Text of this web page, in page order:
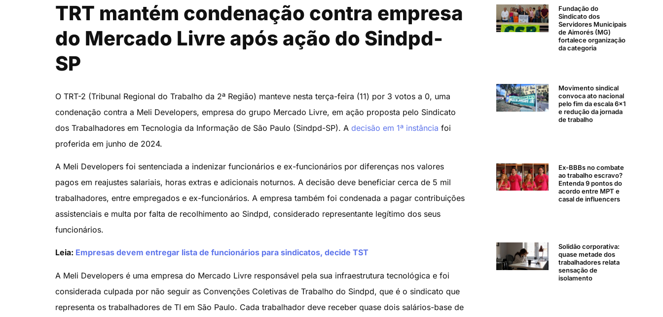
TRT mantém condenação contra empresa
do Mercado Livre após ação do Sindpd-
SP
O TRT-2 (Tribunal Regional do Trabalho da 2ª Região) manteve nesta terça-feira (11) por 3 votos a 0, uma
condenação contra a Meli Developers, empresa do grupo Mercado Livre, em ação proposta pelo Sindicato
dos Trabalhadores em Tecnologia da Informação de São Paulo (Sindpd-SP). A decisão em 1ª instância foi
proferida em junho de 2024.
A Meli Developers foi sentenciada a indenizar funcionários e ex-funcionários por diferenças nos valores
pagos em reajustes salariais, horas extras e adicionais noturnos. A decisão deve beneficiar cerca de 5 mil
trabalhadores, entre empregados e ex-funcionários. A empresa também foi condenada a pagar contribuições
assistenciais e multa por falta de recolhimento ao Sindpd, considerado representante legítimo dos seus
funcionários.
Leia: Empresas devem entregar lista de funcionários para sindicatos, decide TST
A Meli Developers é uma empresa do Mercado Livre responsável pela sua infraestrutura tecnológica e foi
considerada culpada por não seguir as Convenções Coletivas de Trabalho do Sindpd, que é o sindicato que
representa os trabalhadores de TI em São Paulo. Cada trabalhador deve receber quase dois salários-base de
Fundação do
Sindicato dos
Servidores Municipais
de Aimorés (MG)
fortalece organização
da categoria
Movimento sindical
convoca ato nacional
pelo fim da escala 6×1
e redução da jornada
de trabalho
Ex-BBBs no combate
ao trabalho escravo?
Entenda 9 pontos do
acordo entre MPT e
casal de influencers
Solidão corporativa:
quase metade dos
trabalhadores relata
sensação de
isolamento